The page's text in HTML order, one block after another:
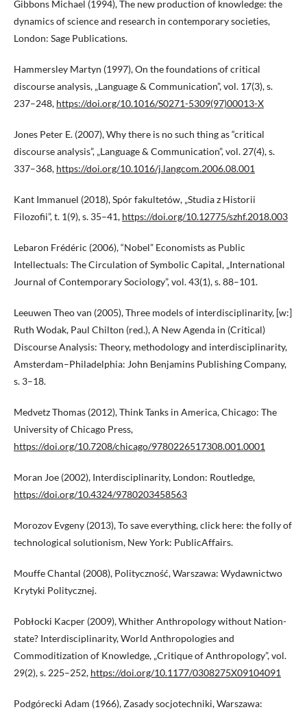
Gibbons Michael (1994), The new production of knowledge: the
dynamics of science and research in contemporary societies,
London: Sage Publications.
Hammersley Martyn (1997), On the foundations of critical
discourse analysis, „Language & Communication”, vol. 17(3), s.
237–248, https://doi.org/10.1016/S0271-5309(97)00013-X
Jones Peter E. (2007), Why there is no such thing as “critical
discourse analysis”, „Language & Communication”, vol. 27(4), s.
337–368, https://doi.org/10.1016/j.langcom.2006.08.001
Kant Immanuel (2018), Spór fakultetów, „Studia z Historii
Filozofii”, t. 1(9), s. 35–41, https://doi.org/10.12775/szhf.2018.003
Lebaron Frédéric (2006), “Nobel” Economists as Public
Intellectuals: The Circulation of Symbolic Capital, „International
Journal of Contemporary Sociology”, vol. 43(1), s. 88–101.
Leeuwen Theo van (2005), Three models of interdisciplinarity, [w:]
Ruth Wodak, Paul Chilton (red.), A New Agenda in (Critical)
Discourse Analysis: Theory, methodology and interdisciplinarity,
Amsterdam–Philadelphia: John Benjamins Publishing Company,
s. 3–18.
Medvetz Thomas (2012), Think Tanks in America, Chicago: The
University of Chicago Press,
https://doi.org/10.7208/chicago/9780226517308.001.0001
Moran Joe (2002), Interdisciplinarity, London: Routledge,
https://doi.org/10.4324/9780203458563
Morozov Evgeny (2013), To save everything, click here: the folly of
technological solutionism, New York: PublicAffairs.
Mouffe Chantal (2008), Polityczność, Warszawa: Wydawnictwo
Krytyki Politycznej.
Pobłocki Kacper (2009), Whither Anthropology without Nation-
state? Interdisciplinarity, World Anthropologies and
Commoditization of Knowledge, „Critique of Anthropology”, vol.
29(2), s. 225–252, https://doi.org/10.1177/0308275X09104091
Podgórecki Adam (1966), Zasady socjotechniki, Warszawa: